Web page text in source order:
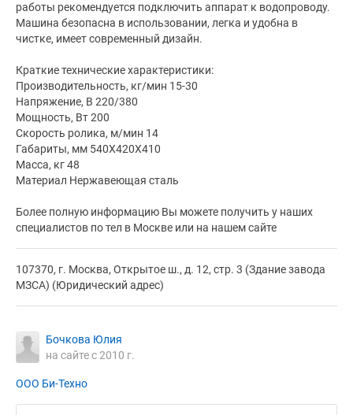
работы рекомендуется подключить аппарат к водопроводу.
Машина безопасна в использовании, легка и удобна в
чистке, имеет современный дизайн.
Краткие технические характеристики:
Производительность, кг/мин 15-30
Напряжение, В 220/380
Мощность, Вт 200
Скорость ролика, м/мин 14
Габариты, мм 540Х420Х410
Масса, кг 48
Материал Нержавеющая сталь
Более полную информацию Вы можете получить у наших
специалистов по тел в Москве или на нашем сайте
107370, г. Москва, Открытое ш., д. 12, стр. 3 (Здание завода
МЗСА) (Юридический адрес)
Бочкова Юлия
на сайте с 2010 г.
ООО Би-Техно